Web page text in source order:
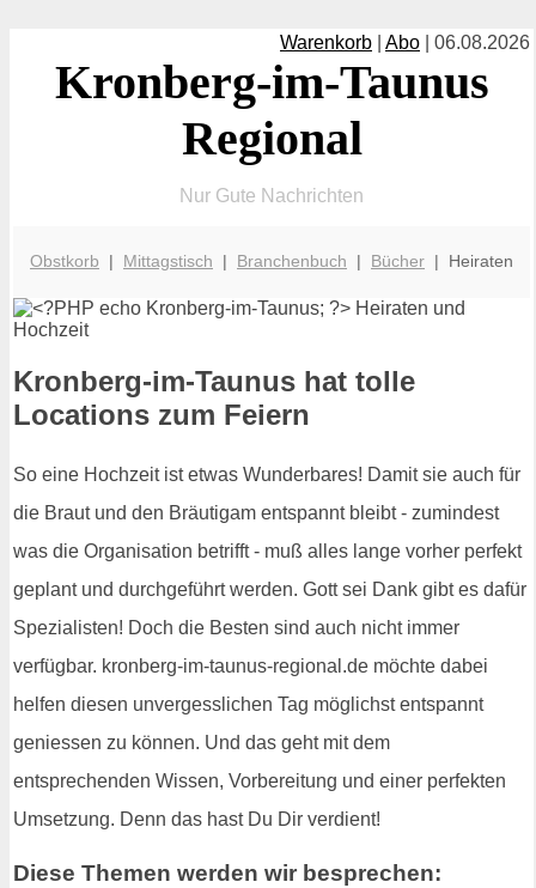
Warenkorb Abo | 06.08.2026
Kronberg-im-Taunus
Regional
Nur Gute Nachrichten
Obstkorb | Mittagstisch | Branchenbuch | Bücher | Heiraten
Kronberg-im-Taunus hat tolle
Locations zum Feiern
So eine Hochzeit ist etwas Wunderbares! Damit sie auch für
die Braut und den Bräutigam entspannt bleibt - zumindest
was die Organisation betrifft - muß alles lange vorher perfekt
geplant und durchgeführt werden. Gott sei Dank gibt es dafür
Spezialisten! Doch die Besten sind auch nicht immer
verfügbar. kronberg-im-taunus-regional.de möchte dabei
helfen diesen unvergesslichen Tag möglichst entspannt
geniessen zu können. Und das geht mit dem
entsprechenden Wissen, Vorbereitung und einer perfekten
Umsetzung. Denn das hast Du Dir verdient!
Diese Themen werden wir besprechen: